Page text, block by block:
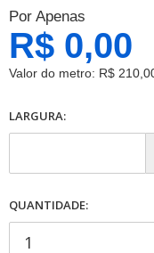
Por Apenas
R$ 0,00
Valor do metro: R$
LARGURA:
QUANTIDADE: